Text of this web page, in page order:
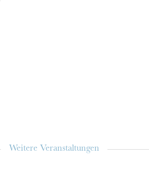
Weitere Veranstaltungen